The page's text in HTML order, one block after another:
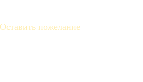
Оставить пожелание